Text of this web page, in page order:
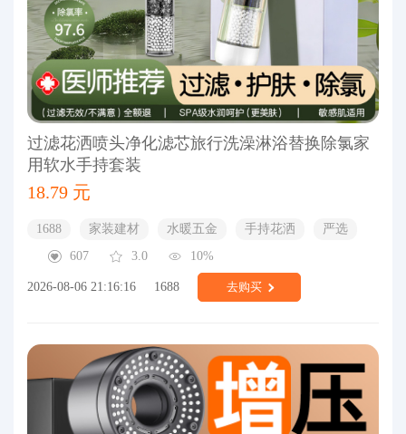
过滤花洒喷头净化滤芯旅行洗澡淋浴替换除氯家
用软水手持套装
18.79 元
1688 家装建材 水暖五金 手持花洒
严选
607
3.0 10%
2026-08-06 21:16:16 1688 去购买